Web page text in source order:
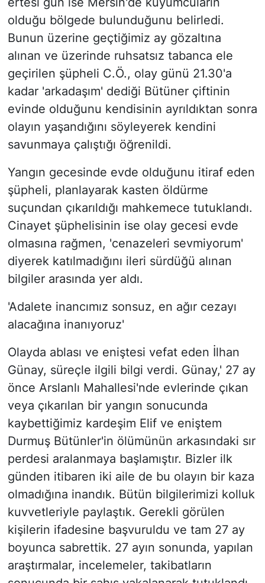
olduğu bölgede bulunduğunu belirledi.
Bunun üzerine geçtiğimiz ay gözaltına
alınan ve üzerinde ruhsatsız tabanca ele
geçirilen şüpheli C.Ö., olay günü 21.30'a
kadar 'arkadaşım' dediği Bütüner çiftinin
evinde olduğunu kendisinin ayrıldıktan sonra
olayın yaşandığını söyleyerek kendini
savunmaya çalıştığı öğrenildi.
Yangın gecesinde evde olduğunu itiraf eden
şüpheli, planlayarak kasten öldürme
suçundan çıkarıldığı mahkemece tutuklandı.
Cinayet şüphelisinin ise olay gecesi evde
olmasına rağmen, 'cenazeleri sevmiyorum'
diyerek katılmadığını ileri sürdüğü alınan
bilgiler arasında yer aldı.
'Adalete inancımız sonsuz, en ağır cezayı
alacağına inanıyoruz'
Olayda ablası ve eniştesi vefat eden İlhan
Günay, süreçle ilgili bilgi verdi. Günay,' 27 ay
önce Arslanlı Mahallesi'nde evlerinde çıkan
veya çıkarılan bir yangın sonucunda
kaybettiğimiz kardeşim Elif ve eniştem
Durmuş Bütünler'in ölümünün arkasındaki sır
perdesi aralanmaya başlamıştır. Bizler ilk
günden itibaren iki aile de bu olayın bir kaza
olmadığına inandık. Bütün bilgilerimizi kolluk
kuvvetleriyle paylaştık. Gerekli görülen
kişilerin ifadesine başvuruldu ve tam 27 ay
boyunca sabrettik. 27 ayın sonunda, yapılan
araştırmalar, incelemeler, takibatların